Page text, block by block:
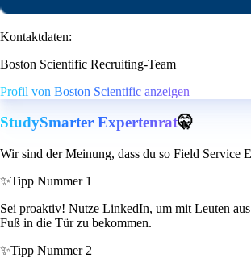
Kontaktdaten:
Boston Scientific Recruiting-Team
Profil von Boston Scientific anzeigen
StudySmarter Expertenrat🤫
Wir sind der Meinung, dass du so Field Service
✨Tipp Nummer 1
Sei proaktiv! Nutze LinkedIn, um mit Leuten
Fuß in die Tür zu bekommen.
✨Tipp Nummer 2